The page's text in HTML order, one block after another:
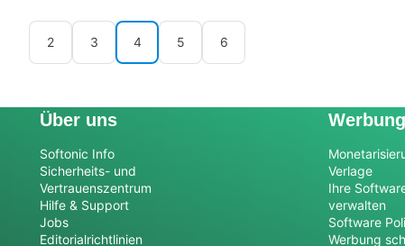
Selfie-App noch heute.
2 3 4 5 6
Über uns
Softonic Info
Sicherheits- und
Vertrauenszentrum
Hilfe & Support
Jobs
Editorialrichtlinien
Werbung
Verlage
Ihre
verwalten
Software
Werbung